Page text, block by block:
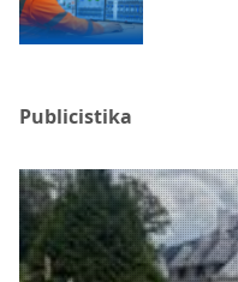
Publicistika